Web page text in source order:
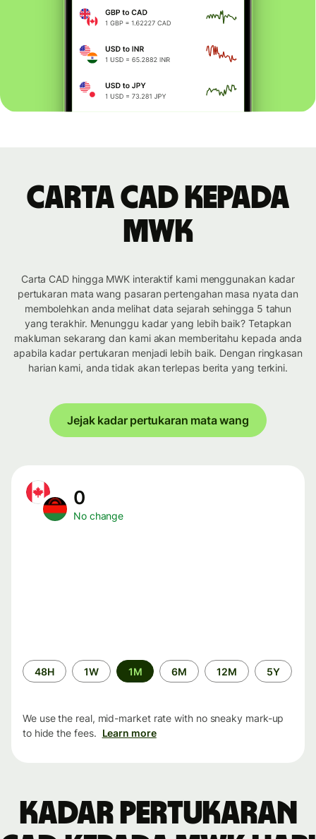
Carta CAD kepada
MWK
Carta CAD hingga MWK interaktif kami menggunakan kadar
pertukaran mata wang pasaran pertengahan masa nyata dan
membolehkan anda melihat data sejarah sehingga 5 tahun
yang terakhir. Menunggu kadar yang lebih baik? Tetapkan
makluman sekarang dan kami akan memberitahu kepada anda
apabila kadar pertukaran menjadi lebih baik. Dengan ringkasan
harian kami, anda tidak akan terlepas berita yang terkini.
Jejak kadar pertukaran mata wang
0
No change
Time
period
48H 1W 1M 6M 12M 5Y
We use the real, mid-market rate with no sneaky mark-up
to hide the fees. Learn more
Kadar pertukaran